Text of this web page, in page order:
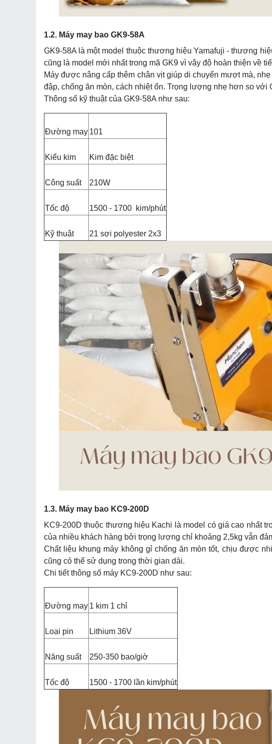
1.2. Máy may bao GK9-58A
GK9-58A là một model thuộc thương hiệu Yamafuji - thương
cũng là model mới nhất trong mã GK9 vì vậy độ hoàn thiện về
Máy được nâng cấp thêm chân vịt giúp di chuyển mượt mà,
đập, chống ăn mòn, cách nhiệt ổn. Trọng lượng nhẹ hơn so
Thông số kỹ thuật của GK9-58A như sau:
Đường may 101
Kiểu kim Kim đặc biệt
Công suất 210W
Tốc độ 1500 - 1700 kim/phút
Kỹ thuật 21 sợi polyester 2x3
1.3. Máy may bao KC9-200D
KC9-200D thuộc thương hiệu Kachi là model có giá cao nhất
của nhiều khách hàng bởi trọng lượng chỉ khoảng 2,5kg vẫn
Chất liệu khung máy không gỉ chống ăn mòn tốt, chịu được
cũng có thể sử dụng trong thời gian dài.
Chi tiết thông số máy KC9-200D như sau:
Đường may 1 kim 1 chỉ
Loại pin Lithium 36V
Năng suất 250-350 bao/giờ
Tốc độ 1500 - 1700 lần kim/phút